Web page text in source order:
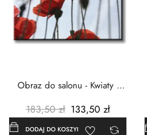
Obraz do salonu - Kwiaty -
183,50 zł 133,50 zł
DODAJ DO KOSZYKA